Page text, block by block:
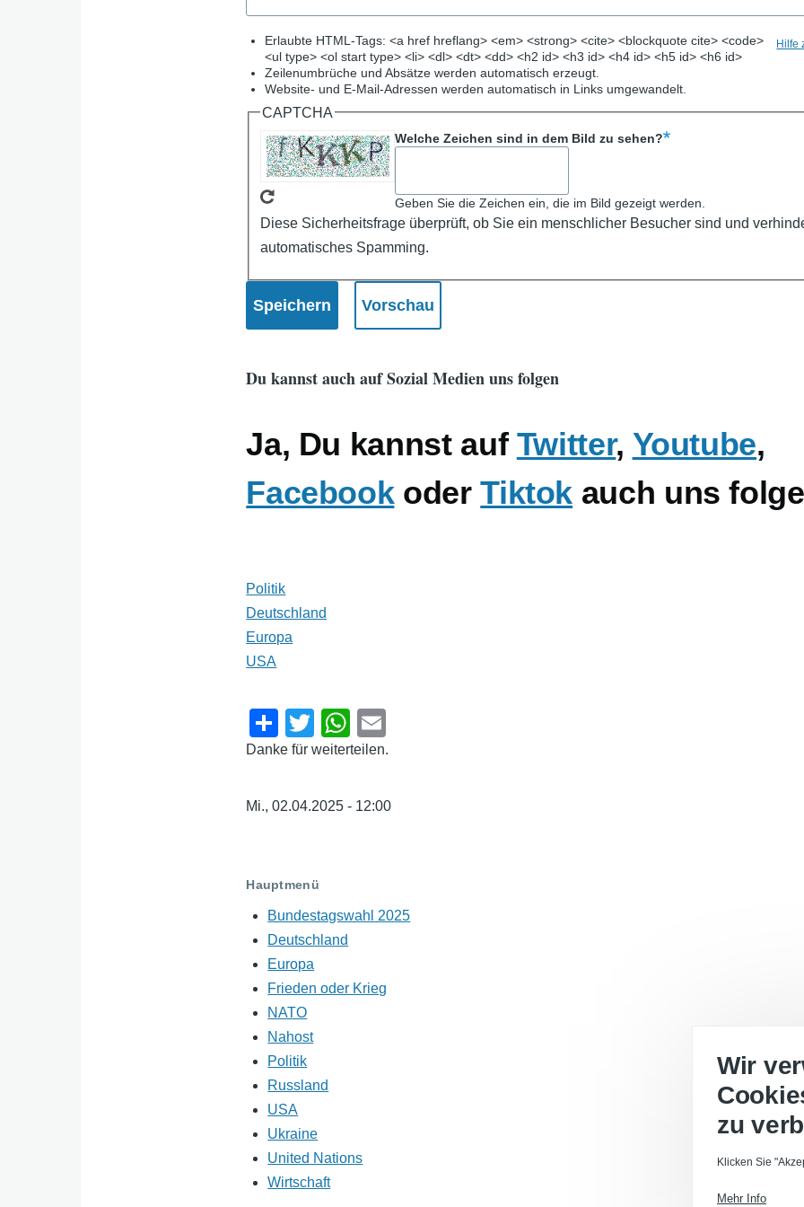
Hilfe
Erlaubte HTML-Tags: <a href hreflang> <em> <strong> <cite> <blockquote cite> <code>
<ul type> <ol start type> <li> <dl> <dt> <dd> <h2 id> <h3 id> <h4 id> <h5 id> <h6 id>
Zeilenumbrüche und Absätze werden automatisch erzeugt.
Website- und E-Mail-Adressen werden automatisch in Links umgewandelt.
CAPTCHA
Welche Zeichen sind in dem Bild zu sehen?
Geben Sie die Zeichen ein, die im Bild gezeigt werden.
Diese Sicherheitsfrage überprüft, ob Sie ein menschlicher Besucher sind und
automatisches Spamming.
Du kannst auch auf Sozial Medien uns folgen
Ja, Du kannst auf Twitter, Youtube,
FacebookoderTiktok auch uns
Politik
Deutschland
Europa
USA
S
h
e
T
wi
er
W
h
s
m
Danke für weiterteilen.
Mi., 02.04.2025 - 12:00
Hauptmenü
Bundestagswahl 2025
Deutschland
Europa
Frieden oder Krieg
NATO
Nahost
Politik
Russland
USA
Ukraine
United Nations
Wirtschaft
Wir
zu
Klicken Sie
Mehr Info